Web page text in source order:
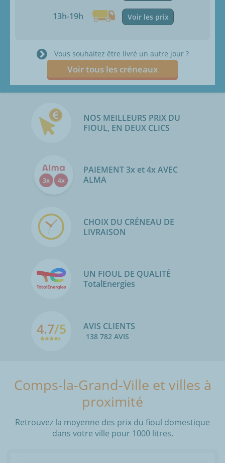
13h-19h Voir les prix
Vous souhaitez être livré un autre jour ?
Voir tous les créneaux
NOS MEILLEURS PRIX DU
FIOUL, EN DEUX CLICS
PAIEMENT 3x et 4x AVEC
ALMA
CHOIX DU CRÉNEAU DE
LIVRAISON
UN FIOUL DE QUALITÉ
TotalEnergies
4.7/5 AVIS CLIENTS
138 782 AVIS
Comps-la-Grand-Ville et villes à
proximité
Retrouvez la moyenne des prix du fioul domestique
dans votre ville pour 1000 litres.